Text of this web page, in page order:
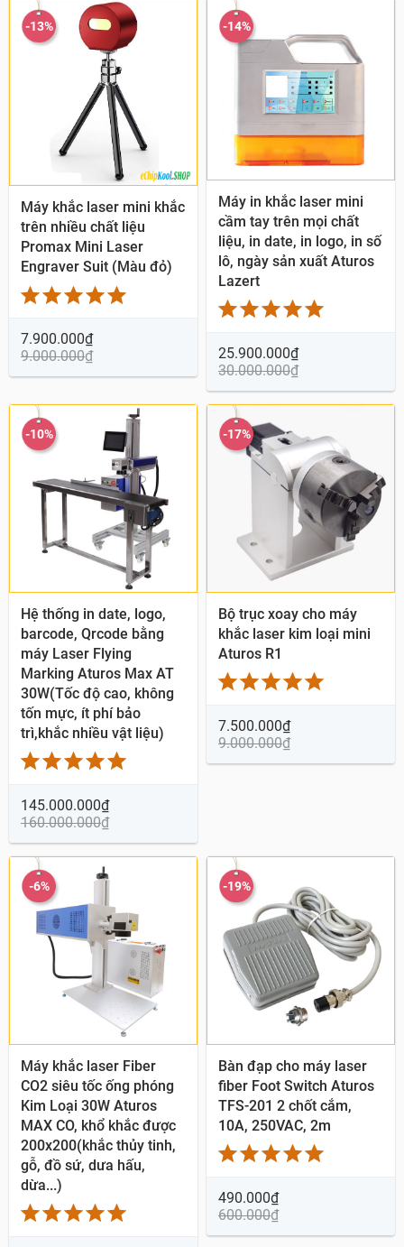
-13%
Quick View
Máy khắc laser mini khắc
trên nhiều chất liệu
Promax Mini Laser
Engraver Suit (Màu đỏ)
7.900.000₫
9.000.000₫
-14%
Quick View
Máy in khắc laser mini
cầm tay trên mọi chất
liệu, in date, in logo, in số
lô, ngày sản xuất Aturos
Lazert
25.900.000₫
30.000.000₫
-10%
Quick View
Hệ thống in date, logo,
barcode, Qrcode bằng
máy Laser Flying
Marking Aturos Max AT
30W(Tốc độ cao, không
tốn mực, ít phí bảo
trì,khắc nhiều vật liệu)
145.000.000₫
160.000.000₫
-17%
Quick View
Bộ trục xoay cho máy
khắc laser kim loại mini
Aturos R1
7.500.000₫
9.000.000₫
-6%
Quick View
Máy khắc laser Fiber
CO2 siêu tốc ống phóng
Kim Loại 30W Aturos
MAX CO, khổ khắc được
200x200(khắc thủy tinh,
gỗ, đồ sứ, dưa hấu,
dừa...)
-19%
Quick View
Bàn đạp cho máy laser
fiber Foot Switch Aturos
TFS-201 2 chốt cắm,
10A, 250VAC, 2m
490.000₫
600.000₫